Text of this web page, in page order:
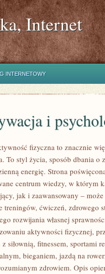
Internet
INTERNETOWY
i
fizyczna to znacznie
To styl życia, sposób dbania o
energię. Strona
centrum wiedzy, w którym
jak i zaawansowany –
treningów, ćwiczeń, zdrowego
rozwijania własnej
aktywności fizycznej,
z siłownią, fitnessem, sportami
bieganiem, jazdą na
zdrowiem. Opis